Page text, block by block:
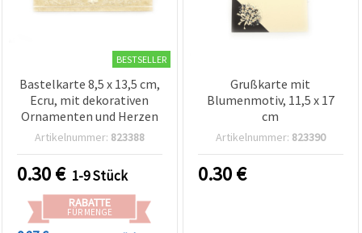
BESTSELLER
Bastelkarte 8,5 x 13,5 cm,
Ecru, mit dekorativen
Ornamenten und Herzen
Artikelnummer: 823388
0.30€ 1-9 Stück
RABATTE
FÜR MENGE
Grußkarte mit
Blumenmotiv, 11,5 x 17
cm
Artikelnummer: 823390
0.30€